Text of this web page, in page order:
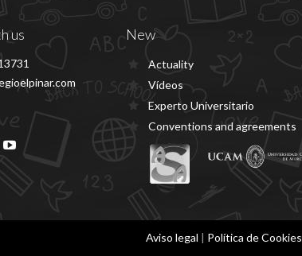
us New
Actuality
Vídeos
Experto Universitario
Conventions and agreements
Aviso legal | Política de Cookies